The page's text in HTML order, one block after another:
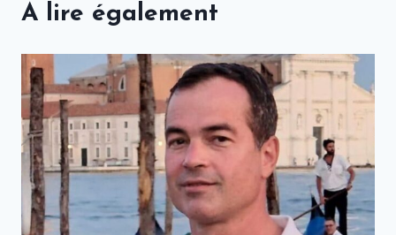
A lire également